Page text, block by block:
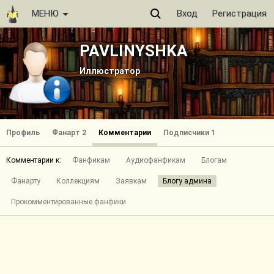
МЕНЮ Вход Регистрация
PAVLINYSHKA
Иллюстратор
Профиль Фанарт 2 Комментарии Подписчики 1
Комментарии к: Фанфикам Аудиофанфикам Блогам
Фанарту Коллекциям Заявкам Блогу админа
Прокомментированные фанфики